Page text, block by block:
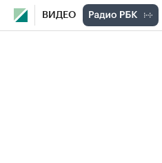
ВИДЕО